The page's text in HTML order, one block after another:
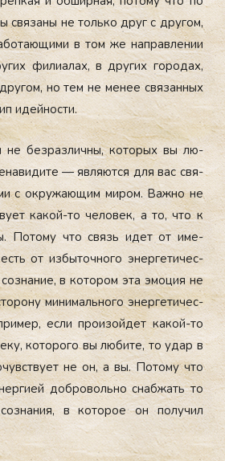
свя­заны не толь­ко друг с дру­гом,
в том же нап­равле­нии
фи­ли­алах, в дру­гих го­родах,
но тем не ме­нее свя­зан­ных
идей­нос­ти.
не без­различ­ны, ко­торых вы лю­
— яв­ля­ют­ся для вас свя­
с ок­ру­жа­ющим ми­ром. Важ­но не
ка­кой-то че­ловек, а то, что к
По­тому что связь идет от име­
от из­бы­точ­но­го энер­ге­тичес­
в ко­тором эта эмо­ция не
ми­нималь­но­го энер­ге­тичес­
ес­ли про­изой­дет ка­кой-то
ко­торо­го вы лю­бите, то удар в
не он, а вы. По­тому что
доб­ро­воль­но снаб­жать то
в ко­торое он по­лучил